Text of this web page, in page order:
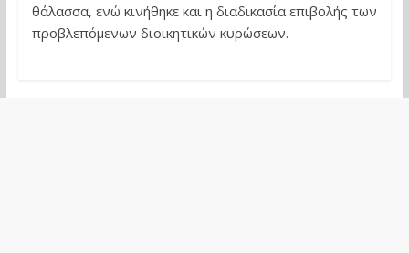
θάλασσα, ενώ κινήθηκε και η διαδικασία επιβολής των
προβλεπόμενων διοικητικών κυρώσεων.